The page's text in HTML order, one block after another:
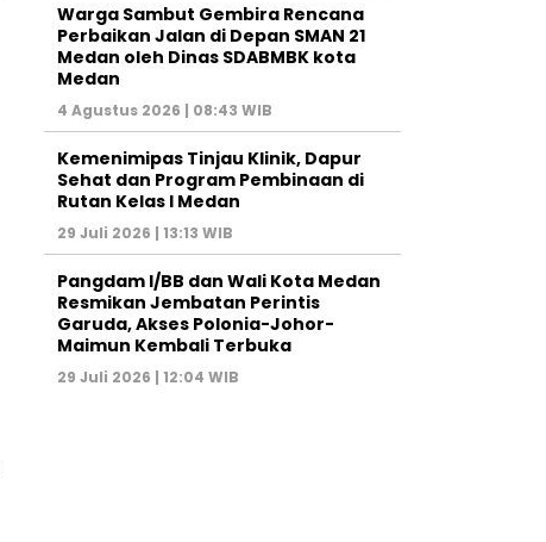
Warga Sambut Gembira Rencana
Perbaikan Jalan di Depan SMAN 21
Medan oleh Dinas SDABMBK kota
Medan
4 Agustus 2026 | 08:43 WIB
Kemenimipas Tinjau Klinik, Dapur
Sehat dan Program Pembinaan di
Rutan Kelas I Medan
29 Juli 2026 | 13:13 WIB
Pangdam I/BB dan Wali Kota Medan
Resmikan Jembatan Perintis
Garuda, Akses Polonia-Johor-
Maimun Kembali Terbuka
29 Juli 2026 | 12:04 WIB